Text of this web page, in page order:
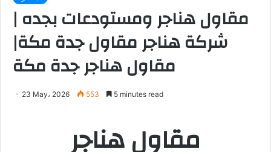
مقاول هناجر ومستودعات بجده |
شركة هناجر مقاول جدة مكة|
مقاول هناجر جدة مكة
23 May، 2026 553 5 minutes read
مقاول هناجر